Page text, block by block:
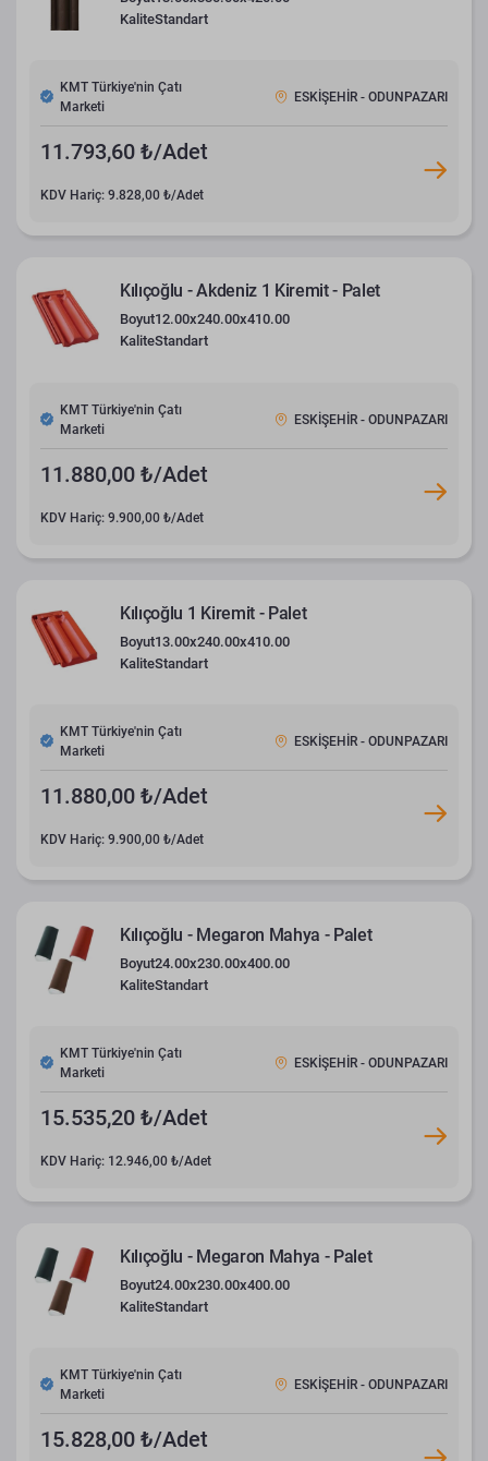
KaliteStandart
KMT Türkiye'nin Çatı
Marketi
ESKİŞEHİR - ODUNPAZARI
11.793,60 ₺/Adet
KDV Hariç: 9.828,00 ₺/Adet
Kılıçoğlu - Akdeniz 1 Kiremit - Palet
Boyut12.00x240.00x410.00
KaliteStandart
KMT Türkiye'nin Çatı
Marketi
ESKİŞEHİR - ODUNPAZARI
11.880,00 ₺/Adet
KDV Hariç: 9.900,00 ₺/Adet
Kılıçoğlu 1 Kiremit - Palet
Boyut13.00x240.00x410.00
KaliteStandart
KMT Türkiye'nin Çatı
Marketi
ESKİŞEHİR - ODUNPAZARI
11.880,00 ₺/Adet
KDV Hariç: 9.900,00 ₺/Adet
Kılıçoğlu - Megaron Mahya - Palet
Boyut24.00x230.00x400.00
KaliteStandart
KMT Türkiye'nin Çatı
Marketi
ESKİŞEHİR - ODUNPAZARI
15.535,20 ₺/Adet
KDV Hariç: 12.946,00 ₺/Adet
Kılıçoğlu - Megaron Mahya - Palet
Boyut24.00x230.00x400.00
KaliteStandart
KMT Türkiye'nin Çatı
Marketi
ESKİŞEHİR - ODUNPAZARI
15.828,00 ₺/Adet